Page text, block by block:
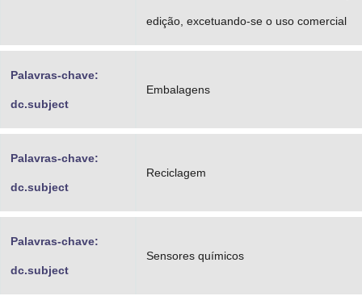
edição, excetuando-se o uso comercial
Palavras-chave:
dc.subject
Embalagens
Palavras-chave:
dc.subject
Reciclagem
Palavras-chave:
dc.subject
Sensores químicos